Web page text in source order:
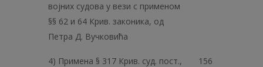
војних судова у вези с применом
§§ 62 и 64 Крив. законика, од
Петра Д. Вучковића
4) Примена § 317 Крив. суд. пост.,
156